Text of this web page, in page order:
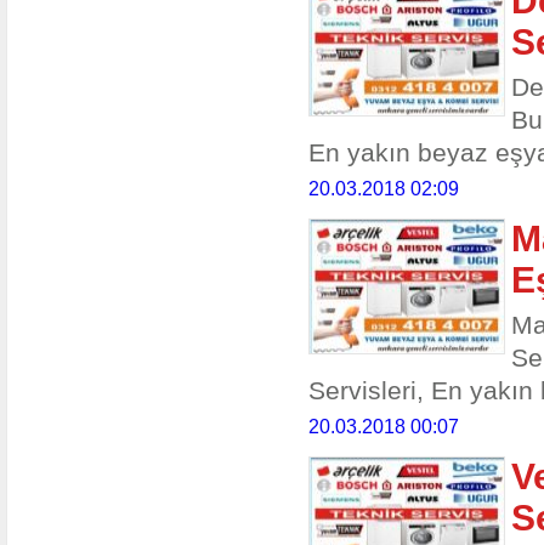
En yakın beyaz
20.03.2018 02:09
Servisleri, En
20.03.2018 00:07